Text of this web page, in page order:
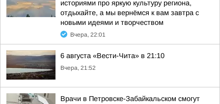
историями про яркую культуру региона,
отдыхайте, а мы вернёмся к вам завтра с
новыми идеями и творчеством
Вчера, 22:01
6 августа «Вести-Чита» в 21:10
Вчера, 21:52
Врачи в Петровске-Забайкальском смогут